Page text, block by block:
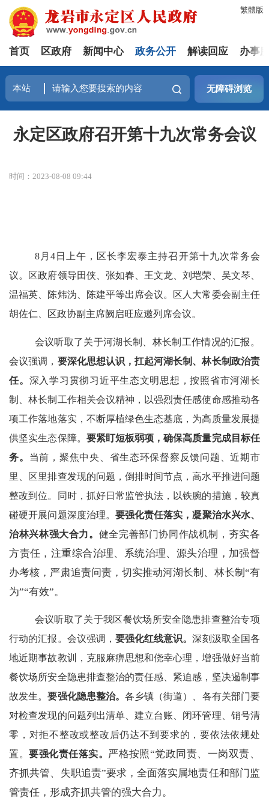
繁體版
首页 区政府 新闻中心 政务公开 解读回应 办事
无障碍浏览
永定区政府召开第十九次常务会议
时间：2023-08-08 09:44
8月4日上午，区长李宏泰主持召开第十九次常务会
议。区政府领导田侠、张如春、王文龙、刘垲荣、吴文琴、
温福英、陈炜沩、陈建平等出席会议。区人大常委会副主任
胡佐仁、区政协副主席阙启旺应邀列席会议。
会议听取了关于河湖长制、林长制工作情况的汇报。
会议强调， 要深化思想认识，扛起河湖长制、林长制政治责
任。 深入学习贯彻习近平生态文明思想，按照省市河湖长
制、林长制工作相关会议精神，以强烈责任感使命感推动各
项工作落地落实，不断厚植绿色生态基底，为高质量发展提
供坚实生态保障。 要紧盯短板弱项，确保高质量完成目标任
务。 当前，聚焦中央、省生态环保督察反馈问题、近期市
里、区里排查发现的问题，倒排时间节点，高水平推进问题
整改到位。同时， 抓好日常监管执法，以铁腕的措施，较真
碰硬开展问题深度治理。 要强化责任落实，凝聚治水兴水、
治林兴林强大合力。 健全完善部门协同作战机制， 夯实各
方责任，注重综合治理、系统治理、源头治理，加强督
办考核，严肃追责问责，切实推动河湖长制、林长制 “有
为”“有效”。
会议听取了关于我区餐饮场所安全隐患排查整治专项
行动的汇报。会议强调， 要强化红线意识。深刻汲取全国各
地近期事故教训，克服麻痹思想和侥幸心理，增强做好当前
餐饮场所安全隐患排查整治的责任感、紧迫感，坚决遏制事
故发生。要强化隐患整治。 各乡镇（街道）、各有关部门要
对检查发现的问题列出清单、建立台账、闭环管理、销号清
零，对拒不整改或整改后仍达不到要求的，要依法依规处
置。要强化责任落实。 严格按照“党政同责、一岗双责、
齐抓共管、失职追责”要求，全面落实属地责任和部门监
管责任，形成齐抓共管的强大合力。